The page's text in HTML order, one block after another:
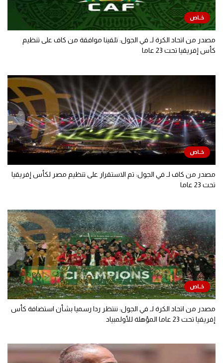
مصدر من اتحاد الكرة لـ في الجول: تلقينا موافقة من كاف على تنظيم
كأس إفريقيا تحت 23 عاما
مصدر من كاف لـ في الجول: تم الاستقرار على تنظيم مصر لكأس إفريقيا
تحت 23 عاما
مصدر من اتحاد الكرة لـ في الجول: ننتظر ردا رسميا بشأن استضافة كأس
إفريقيا تحت 23 عاما المؤهلة للأولمبياد